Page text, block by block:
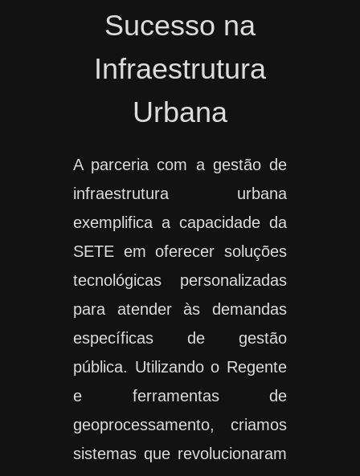
Sucesso na
Infraestrutura
Urbana
A parceria com a gestão de
infraestrutura urbana
exemplifica a capacidade da
SETE em oferecer soluções
tecnológicas personalizadas
para atender às demandas
específicas de gestão
pública. Utilizando o Regente
e ferramentas de
geoprocessamento, criamos
sistemas que revolucionaram